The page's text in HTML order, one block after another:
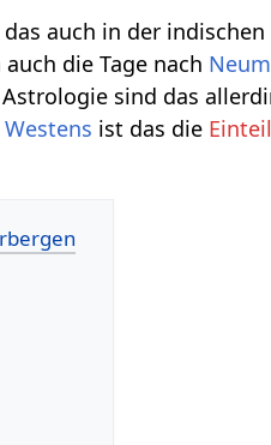
auch in der indischen
die Tage nach
sind das
Westens ist das die